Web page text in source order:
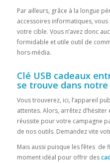
Par ailleurs, grâce à la longue
accessoires informatiques,
votre cible. Vous n’avez donc
formidable et utile outil de
hors-média.
Clé USB cadeaux
se trouve dans
Vous trouverez, ici, l’appareil
attentes. Alors, arrêtez
réussite pour votre campagne
de nos outils. Demandez vite
Mais aussi puisque les fêtes de
moment idéal pour offrir des